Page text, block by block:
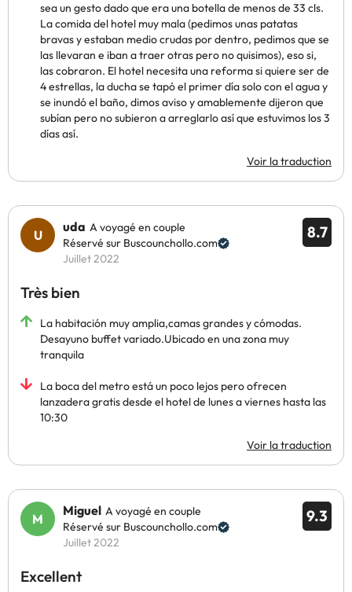
sea un gesto dado que era una botella de menos de 33 cls.
La comida del hotel muy mala (pedimos unas patatas
bravas y estaban medio crudas por dentro, pedimos que se
las llevaran e iban a traer otras pero no quisimos), eso si,
las cobraron. El hotel necesita una reforma si quiere ser de
4 estrellas, la ducha se tapó el primer día solo con el agua y
se inundó el baño, dimos aviso y amablemente dijeron que
subían pero no subieron a arreglarlo así que estuvimos los 3
días así.
Voir la traduction
8.7
uda A voyagé en couple
Réservé sur Buscounchollo.com
Juillet 2022
Très bien
La habitación muy amplia,camas grandes y cómodas.
Desayuno buffet variado.Ubicado en una zona muy
tranquila
La boca del metro está un poco lejos pero ofrecen
lanzadera gratis desde el hotel de lunes a viernes hasta las
10:30
Voir la traduction
9.3
Miguel A voyagé en couple
Réservé sur Buscounchollo.com
Juillet 2022
Excellent